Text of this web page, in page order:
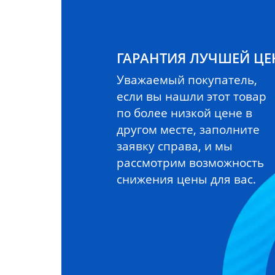
ГАРАНТИЯ ЛУЧШЕЙ
Уважаемый покупатель,
если вы нашли этот товар
по более низкой цене в
другом месте, заполните
заявку справа, и мы
рассмотрим возможность
снижения цены для вас.